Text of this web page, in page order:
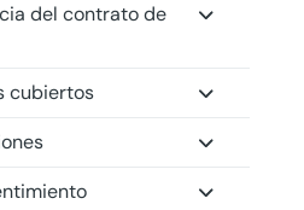
del contrato de
cubiertos